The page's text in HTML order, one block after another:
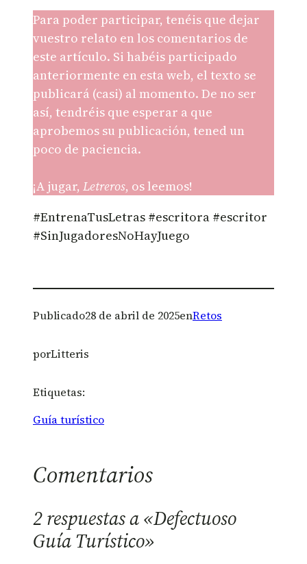
Para poder participar, tenéis que dejar
vuestro relato en los comentarios de
este artículo. Si habéis participado
anteriormente en esta web, el texto se
publicará (casi) al momento. De no ser
así, tendréis que esperar a que
aprobemos su publicación, tened un
poco de paciencia.
¡A jugar, Letreros, os leemos!
#EntrenaTusLetras #escritora #escritor
#SinJugadoresNoHayJuego
Publicado28 de abril de 2025enRetos
porLitteris
Etiquetas:
Guía turístico
Comentarios
2 respuestas a «Defectuoso
Guía Turístico»